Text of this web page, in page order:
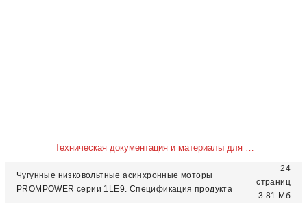
Техническая документация и материалы для скачивания
Чугунные низковольтные асинхронные моторы
PROMPOWER серии 1LE9. Спецификация продукта
24
страниц
3.81 Мб